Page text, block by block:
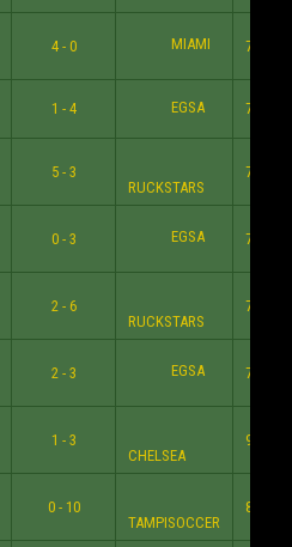
4 - 0
MIAMI 7:30
1 - 4 EGSA 7:30
5 - 3
RUCKSTARS
7:30
0 - 3
EGSA 7:30
2 - 6
RUCKSTARS
7:30
2 - 3
EGSA 7:30
1 - 3
CHELSEA
9:30
0 - 10
TAMPISOCCER
8:30